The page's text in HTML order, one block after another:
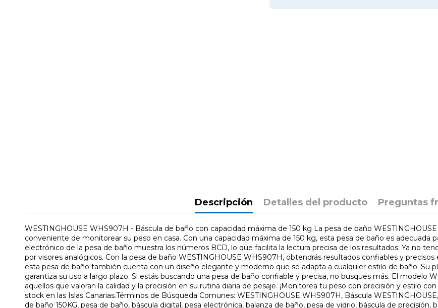
Descripción Detalles del producto Preguntas
WESTINGHOUSE WHS907H - Báscula de baño con capacidad máxima de 150 kg La pesa de baño
conveniente de monitorear su peso en casa. Con una capacidad máxima de 150 kg, esta pesa de baño es adecuada
electrónico de la pesa de baño muestra los números BCD, lo que facilita la lectura precisa de los resultados. Ya no
por visores analógicos. Con la pesa de baño WESTINGHOUSE WHS907H, obtendrás resultados confiables y
esta pesa de baño también cuenta con un diseño elegante y moderno que se adapta a cualquier estilo de baño. Su
garantiza su uso a largo plazo. Si estás buscando una pesa de baño confiable y precisa, no busques más. El modelo
aquellos que valoran la calidad y la precisión en su rutina diaria de pesaje. ¡Monitorea tu peso con precisión y estilo
stock en las Islas Canarias.Términos de Búsqueda Comunes: WESTINGHOUSE WHS907H, Báscula
de baño 150KG, pesa de baño, báscula digital, pesa electrónica, balanza de baño, pesa de vidrio, báscula de